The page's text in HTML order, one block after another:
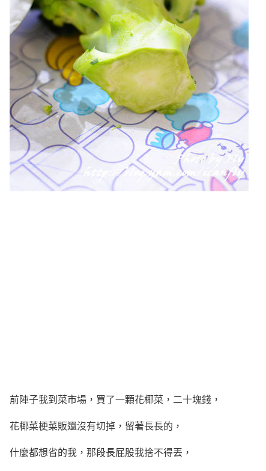
前陣子我到菜市場，買了一顆花椰菜，二十塊錢，
花椰菜梗菜販還沒有切掉，留著長長的，
什麼都想省的我，那段長屁股我捨不得丟，